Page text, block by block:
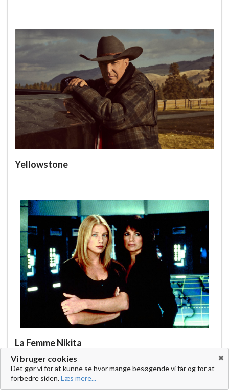
Yellowstone
La Femme Nikita
Vi bruger cookies
Det gør vi for at kunne se hvor mange besøgende vi får og for at
forbedre siden.Læs mere...